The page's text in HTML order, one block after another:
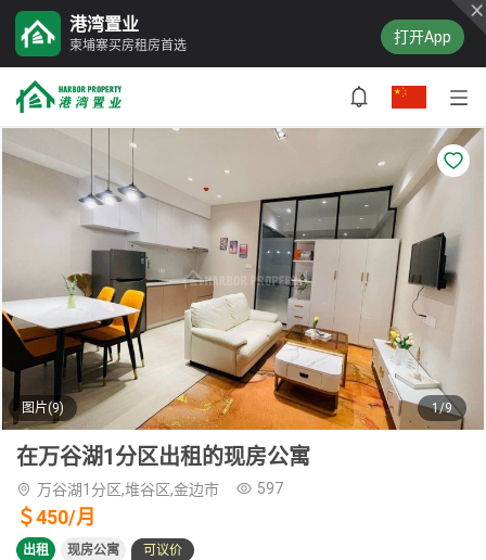
港湾置业
柬埔寨买房租房首选 打开App
图片(9) 1/9
在万谷湖1分区出租的现房公寓
万谷湖1分区,堆谷区,金边市 597
＄450/月
出租 现房公寓 可议价